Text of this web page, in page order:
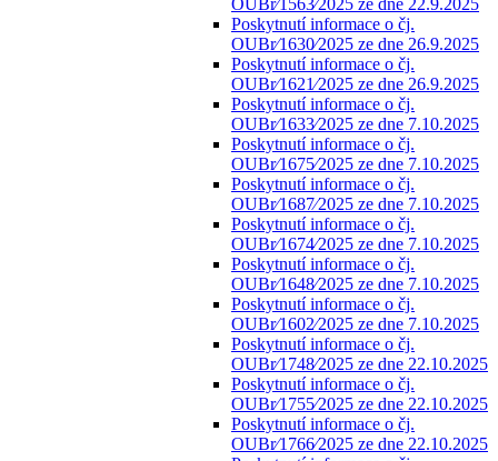
OUBr⁄1563⁄2025 ze dne 22.9.2025
Poskytnutí informace o čj.
OUBr⁄1630⁄2025 ze dne 26.9.2025
Poskytnutí informace o čj.
OUBr⁄1621⁄2025 ze dne 26.9.2025
Poskytnutí informace o čj.
OUBr⁄1633⁄2025 ze dne 7.10.2025
Poskytnutí informace o čj.
OUBr⁄1675⁄2025 ze dne 7.10.2025
Poskytnutí informace o čj.
OUBr⁄1687⁄2025 ze dne 7.10.2025
Poskytnutí informace o čj.
OUBr⁄1674⁄2025 ze dne 7.10.2025
Poskytnutí informace o čj.
OUBr⁄1648⁄2025 ze dne 7.10.2025
Poskytnutí informace o čj.
OUBr⁄1602⁄2025 ze dne 7.10.2025
Poskytnutí informace o čj.
OUBr⁄1748⁄2025 ze dne 22.10.2025
Poskytnutí informace o čj.
OUBr⁄1755⁄2025 ze dne 22.10.2025
Poskytnutí informace o čj.
OUBr⁄1766⁄2025 ze dne 22.10.2025